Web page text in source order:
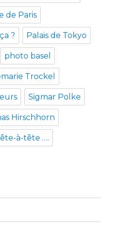
de Paris
? Palais de Tokyo
photo basel
Trockel
Sigmar Polke
Hirschhorn
à-tête ….